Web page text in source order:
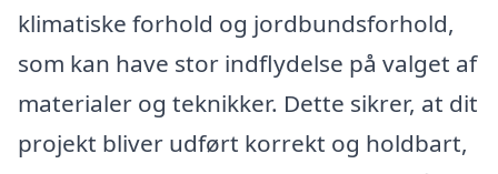
klimatiske forhold og jordbundsforhold,
som kan have stor indflydelse på valget af
materialer og teknikker. Dette sikrer, at dit
projekt bliver udført korrekt og holdbart,